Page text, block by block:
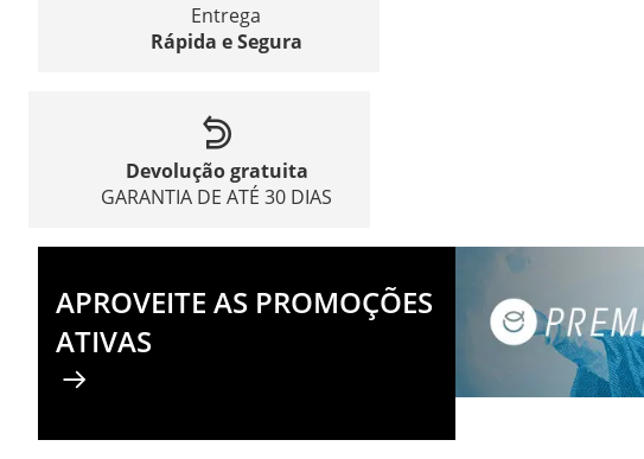
Entrega
Rápida e Segura
Devolução gratuita
GARANTIA DE ATÉ 30 DIAS
APROVEITE AS PROMOÇÕES
ATIVAS